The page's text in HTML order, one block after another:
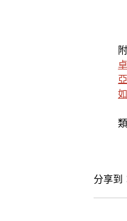
分享到